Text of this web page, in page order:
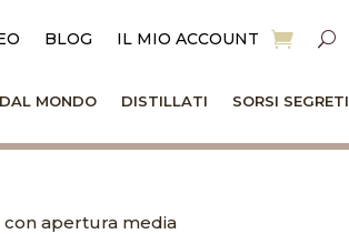
BLOG IL MIO ACCOUNT
MONDO DISTILLATI SORSI SEGRETI
apertura media